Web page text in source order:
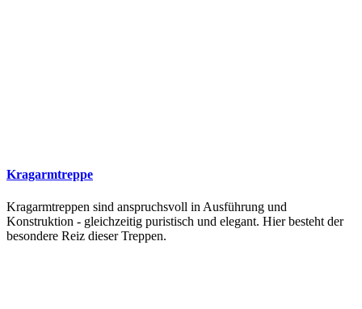
Kragarmtreppe
Kragarmtreppen sind anspruchsvoll in Ausführung und
Konstruktion - gleichzeitig puristisch und elegant. Hier besteht der
besondere Reiz dieser Treppen.